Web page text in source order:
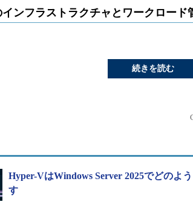
ンフラストラクチャとワークロード
続きを読む
Hyper-VはWindows Server 2025でどの
す